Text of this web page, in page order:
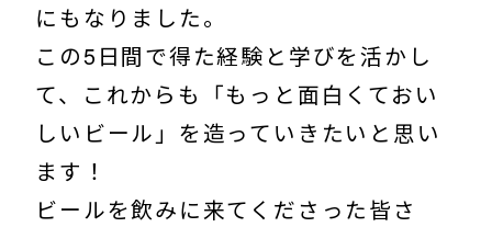
にもなりました。
この5日間で得た経験と学びを活かし
て、これからも「もっと面白くておい
しいビール」を造っていきたいと思い
ます！
ビールを飲みに来てくださった皆さ